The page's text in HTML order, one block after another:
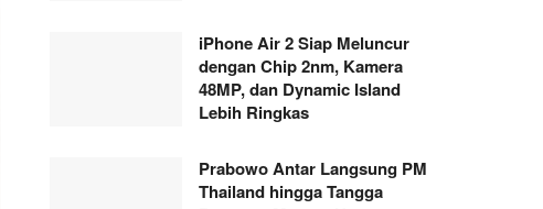
iPhone Air 2 Siap Meluncur
dengan Chip 2nm, Kamera
48MP, dan Dynamic Island
Lebih Ringkas
Prabowo Antar Langsung PM
Thailand hingga Tangga